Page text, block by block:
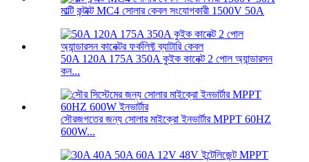
মাল্টি কন্টাক্ট MC4 সোলার কেবল সংযোগকারী 1500V 50A
50A 120A 175A 350A কুইক কানেক্ট 2 পোল অ্যান্ডারসন
কন...
সৌরজগতের জন্য সোলার মাইক্রো ইনভার্টার MPPT 60HZ
600W...